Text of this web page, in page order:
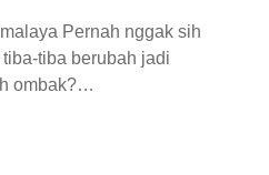
Pernah nggak sih
tiba berubah jadi
ombak?…